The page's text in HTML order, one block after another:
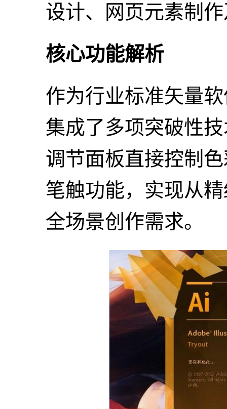
设计、网页元素制
核心功能解析
作为行业标准矢量
集成了多项突破性
调节面板直接控制
笔触功能，实现从
全场景创作需求。